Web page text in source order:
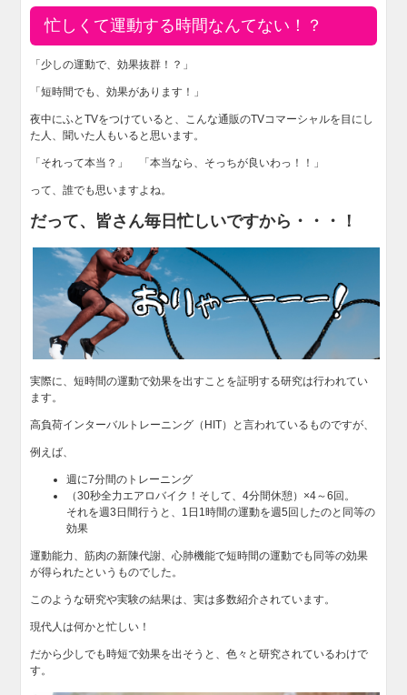
忙しくて運動する時間なんてない！？
「少しの運動で、効果抜群！？」
「短時間でも、効果があります！」
夜中にふとTVをつけていると、こんな通販のTVコマーシャルを目にし
た人、聞いた人もいると思います。
「それって本当？」 「本当なら、そっちが良いわっ！！」
って、誰でも思いますよね。
だって、皆さん毎日忙しいですから・・・！
実際に、短時間の運動で効果を出すことを証明する研究は行われてい
ます。
高負荷インターバルトレーニング（HIT）と言われているものですが、
例えば、
週に7分間のトレーニング
（30秒全力エアロバイク！そして、4分間休憩）×4～6回。
それを週3日間行うと、1日1時間の運動を週5回したのと同等の
効果
運動能力、筋肉の新陳代謝、心肺機能で短時間の運動でも同等の効果
が得られたというものでした。
このような研究や実験の結果は、実は多数紹介されています。
現代人は何かと忙しい！
だから少しでも時短で効果を出そうと、色々と研究されているわけで
す。